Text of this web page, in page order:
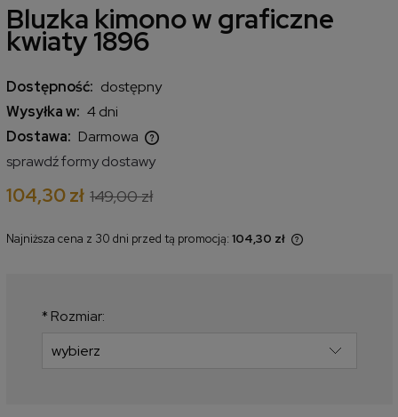
Bluzka kimono w graficzne
kwiaty 1896
Dostępność: dostępny
Wysyłka w: 4 dni
Dostawa: Darmowa
Cena nie zawiera ewentualnych kosztów płatności
sprawdź formy dostawy
104,30 zł 149,00 zł
Najniższa cena z 30 dni przed tą promocją: 104,30 zł
* Rozmiar: